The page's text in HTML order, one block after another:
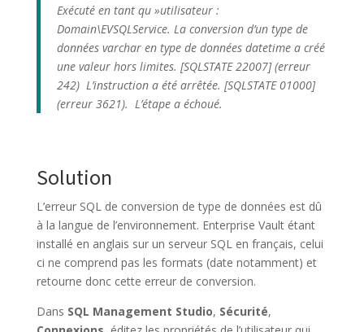
Exécuté en tant qu »utilisateur :
Domain\EVSQLService. La conversion d’un type de
données varchar en type de données datetime a créé
une valeur hors limites. [SQLSTATE 22007] (erreur
242) L’instruction a été arrêtée. [SQLSTATE 01000]
(erreur 3621). L’étape a échoué.
Solution
L’erreur SQL de conversion de type de données est dû
à la langue de l’environnement. Enterprise Vault étant
installé en anglais sur un serveur SQL en français, celui
ci ne comprend pas les formats (date notamment) et
retourne donc cette erreur de conversion.
Dans SQL Management Studio, Sécurité,